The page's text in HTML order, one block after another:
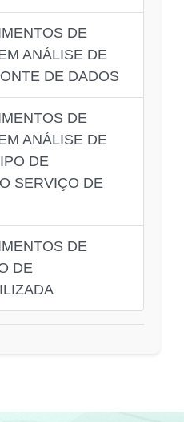
DE
ANÁLISE DE
DE DADOS
DE
ANÁLISE DE
DE
SERVIÇO DE
DE
DE